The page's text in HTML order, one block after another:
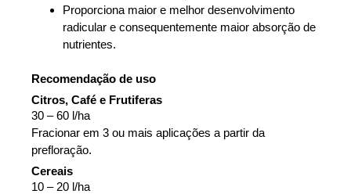
Proporciona maior e melhor desenvolvimento
radicular e consequentemente maior absorção de
nutrientes.
Recomendação de uso
Citros, Café e Frutiferas
30 – 60 l/ha
Fracionar em 3 ou mais aplicações a partir da
prefloração.
Cereais
10 – 20 l/ha